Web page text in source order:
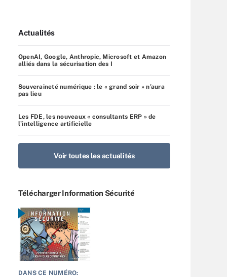
Actualités
OpenAI, Google, Anthropic, Microsoft et Amazon
alliés dans la sécurisation des I
Souveraineté numérique : le « grand soir » n’aura
pas lieu
Les FDE, les nouveaux « consultants ERP » de
l’intelligence artificielle
Voir toutes les actualités
Télécharger Information Sécurité
DANS CE NUMÉRO: